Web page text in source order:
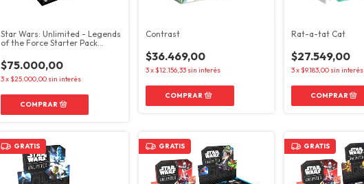
Star Wars: Unlimited - Legends
of the Force Starter Pack
$75.000,00
3x $25.000,00 sin interés
Contrast
$36.469,00
3x $12.156,33 sin interés
Rat-a-tat Cat
$27.549,00
3x $9.183,00 sin interés
GRATIS GRATIS GRATIS